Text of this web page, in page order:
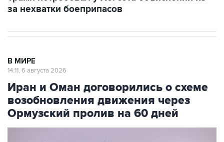
за нехватки боеприпасов
В МИРЕ
14:11, 6 августа 2026
Иран и Оман договорились о схеме
возобновления движения через
Ормузский пролив на 60 дней